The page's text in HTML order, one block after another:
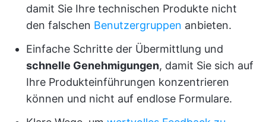
damit Sie Ihre technischen Produkte nicht
den falschen Benutzergruppen anbieten.
Einfache Schritte der Übermittlung und
schnelle Genehmigungen, damit Sie sich auf
Ihre Produkteinführungen konzentrieren
können und nicht auf endlose Formulare.